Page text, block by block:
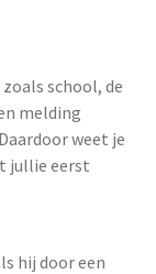
school, de
melding
weet je
jullie eerst
hij door een